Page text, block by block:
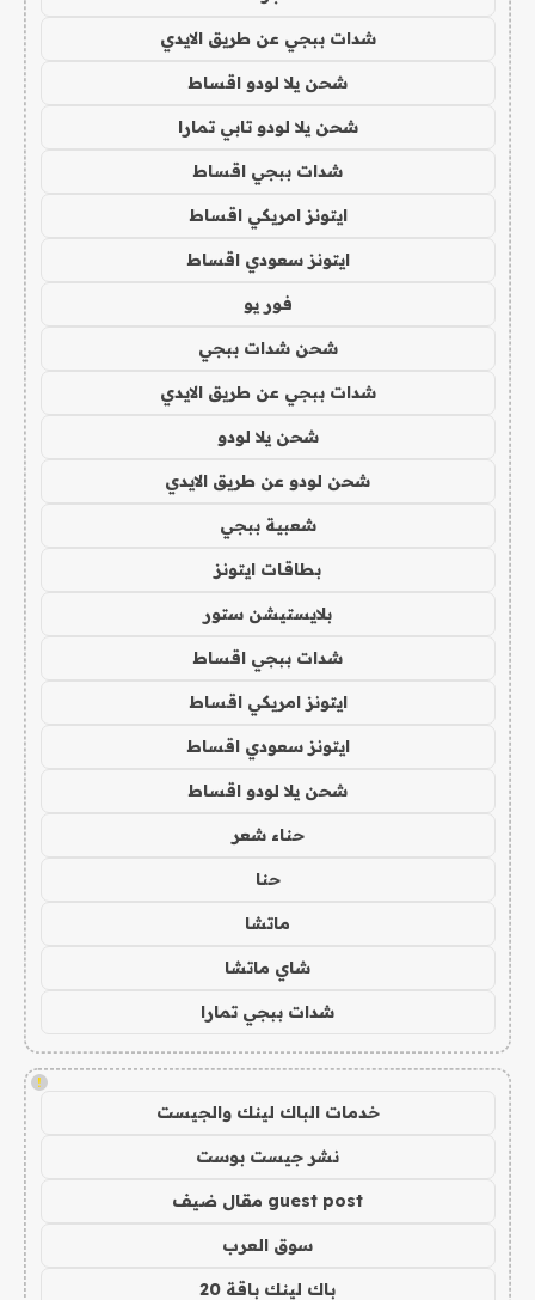
شدات ببجي عن طريق الايدي
شحن يلا لودو اقساط
شحن يلا لودو تابي تمارا
شدات ببجي اقساط
ايتونز امريكي اقساط
ايتونز سعودي اقساط
فور يو
شحن شدات ببجي
شدات ببجي عن طريق الايدي
شحن يلا لودو
شحن لودو عن طريق الايدي
شعبية ببجي
بطاقات ايتونز
بلايستيشن ستور
شدات ببجي اقساط
ايتونز امريكي اقساط
ايتونز سعودي اقساط
شحن يلا لودو اقساط
حناء شعر
حنا
ماتشا
شاي ماتشا
شدات ببجي تمارا
!
خدمات الباك لينك والجيست
نشر جيست بوست
guest post مقال ضيف
سوق العرب
باك لينك باقة 20